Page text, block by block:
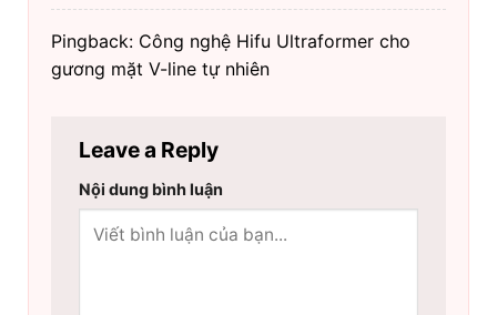
Pingback: Công nghệ Hifu Ultraformer cho
gương mặt V-line tự nhiên
Leave a Reply
Nội dung bình luận